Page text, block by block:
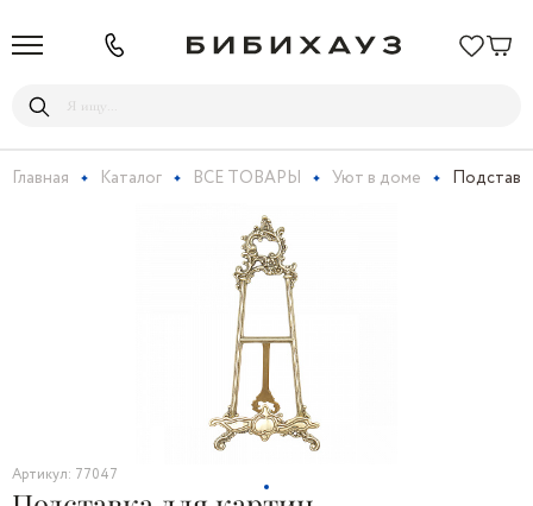
Главная Каталог ВСЕ ТОВАРЫ Уют в доме
Артикул: 77047